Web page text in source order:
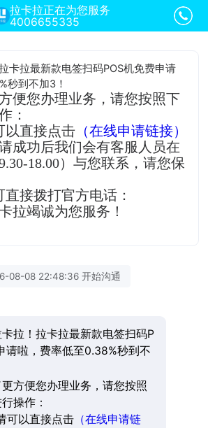
拉卡拉正在为您服务
4006655335
卡拉最新款电签扫码POS机免费申请
秒到不加3！
便您办理业务，请您按照下
：
以直接点击 （在线申请链接）
成功后我们会有客服人员在
18.00）与您联系，请您保
接拨打官方电话：
拉竭诚为您服务！
08-08 22:48:36 开始沟通
拉！拉卡拉最新款电签扫码P
请啦，费率低至0.38%秒到不
方便您办理业务，请您按照
操作：
可以直接点击（在线申请链